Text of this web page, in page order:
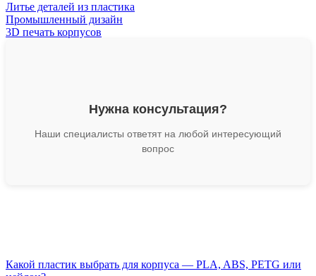
Литье деталей из пластика
Промышленный дизайн
3D печать корпусов
Нужна консультация?
Наши специалисты ответят на любой интересующий
вопрос
Какой пластик выбрать для корпуса — PLA, ABS, PETG или